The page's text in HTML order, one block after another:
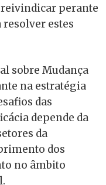
perante
estes
sobre Mudança
na estratégia
das
depende da
da
dos
no âmbito